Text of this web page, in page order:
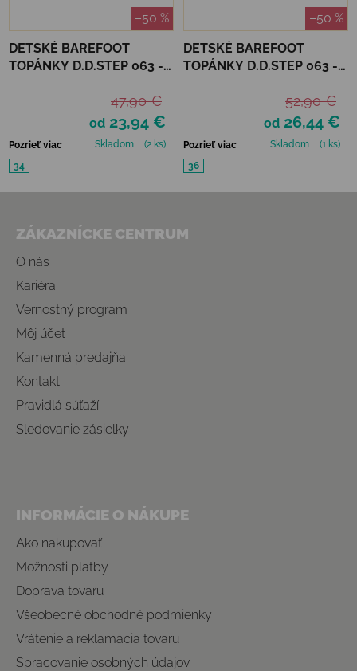
–50 %
DETSKÉ BAREFOOT
TOPÁNKY D.D.STEP 063 -
od 23,94 €
47,90 €
Pozrieť viac Skladom
(2 ks)
34
–50 %
DETSKÉ BAREFOOT
TOPÁNKY D.D.STEP 063 -
od 26,44 €
52,90 €
Pozrieť viac Skladom
(1 ks)
36
ZÁKAZNÍCKE CENTRUM
O nás
Kariéra
Vernostný program
Môj účet
Kamenná predajňa
Kontakt
Pravidlá súťaží
Sledovanie zásielky
INFORMÁCIE O NÁKUPE
Ako nakupovať
Možnosti platby
Doprava tovaru
Všeobecné obchodné podmienky
Vrátenie a reklamácia tovaru
Spracovanie osobných údajov